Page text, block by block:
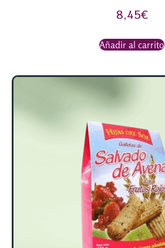
8,45€
Añadir al carrito